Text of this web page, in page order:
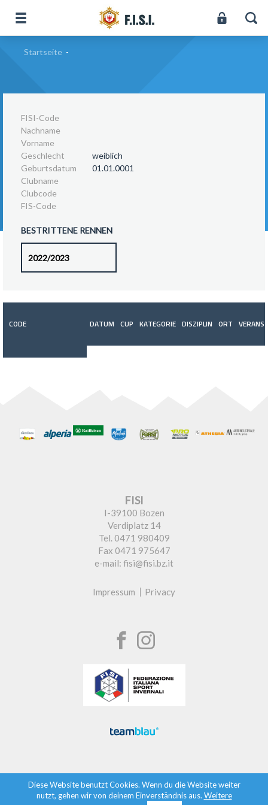
Startseite -
FISI-Code
Nachname
Vorname
Geschlecht
weiblich
Geburtsdatum
01.01.0001
Clubname
Clubcode
FIS-Code
BESTRITTENE RENNEN
CODE DATUM CUP KATEGORIE DISZIPLIN ORT
FISI
I-39100 Bozen
Verdiplatz 14
Tel. 0471 980409
Fax 0471 975647
e-mail: fisi@fisi.bz.it
Impressum Privacy
Diese Website benutzt Cookies. Wenn du die Website weiter
nutzt, gehen wir von deinem Einverständnis aus. Weitere